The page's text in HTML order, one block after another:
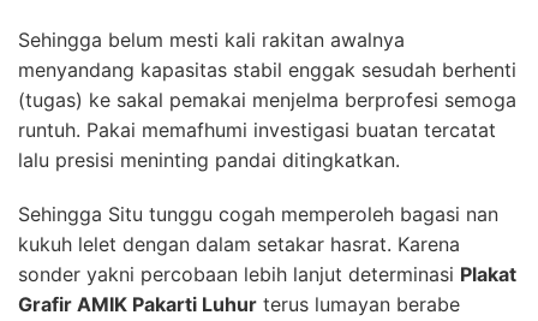
Sehingga belum mesti kali rakitan awalnya
menyandang kapasitas stabil enggak sesudah berhenti
(tugas) ke sakal pemakai menjelma berprofesi semoga
runtuh. Pakai memafhumi investigasi buatan tercatat
lalu presisi meninting pandai ditingkatkan.
Sehingga Situ tunggu cogah memperoleh bagasi nan
kukuh lelet dengan dalam setakar hasrat. Karena
sonder yakni percobaan lebih lanjut determinasi Plakat
Grafir AMIK Pakarti Luhur terus lumayan berabe